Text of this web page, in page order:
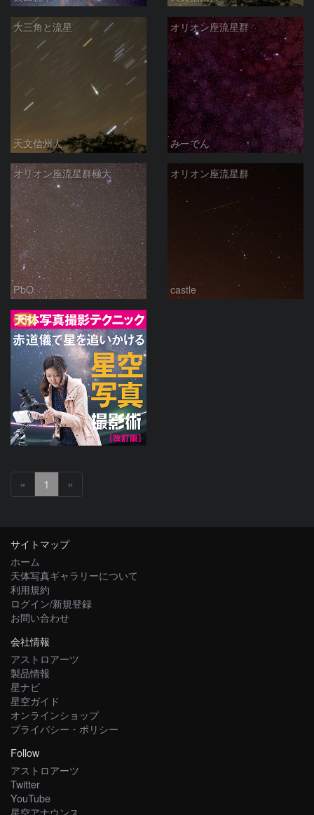
大三角と流星
天文信州人
オリオン座流星群
みーでん
オリオン座流星群極大
PbO
オリオン座流星群
castle
PR
« 1 »
サイトマップ
ホーム
天体写真ギャラリーについて
利用規約
ログイン/新規登録
お問い合わせ
会社情報
アストロアーツ
製品情報
星ナビ
星空ガイド
オンラインショップ
プライバシー・ポリシー
Follow
アストロアーツ
Twitter
YouTube
星空アナウンス